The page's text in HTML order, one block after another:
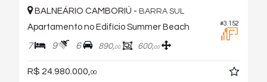
#3.152
BALNEÁRIO CAMBORIÚ - BARRA SUL
Apartamento no Edifício Summer Beach
7 9 6 890,00 600,00
R$ 24.980.000, 00